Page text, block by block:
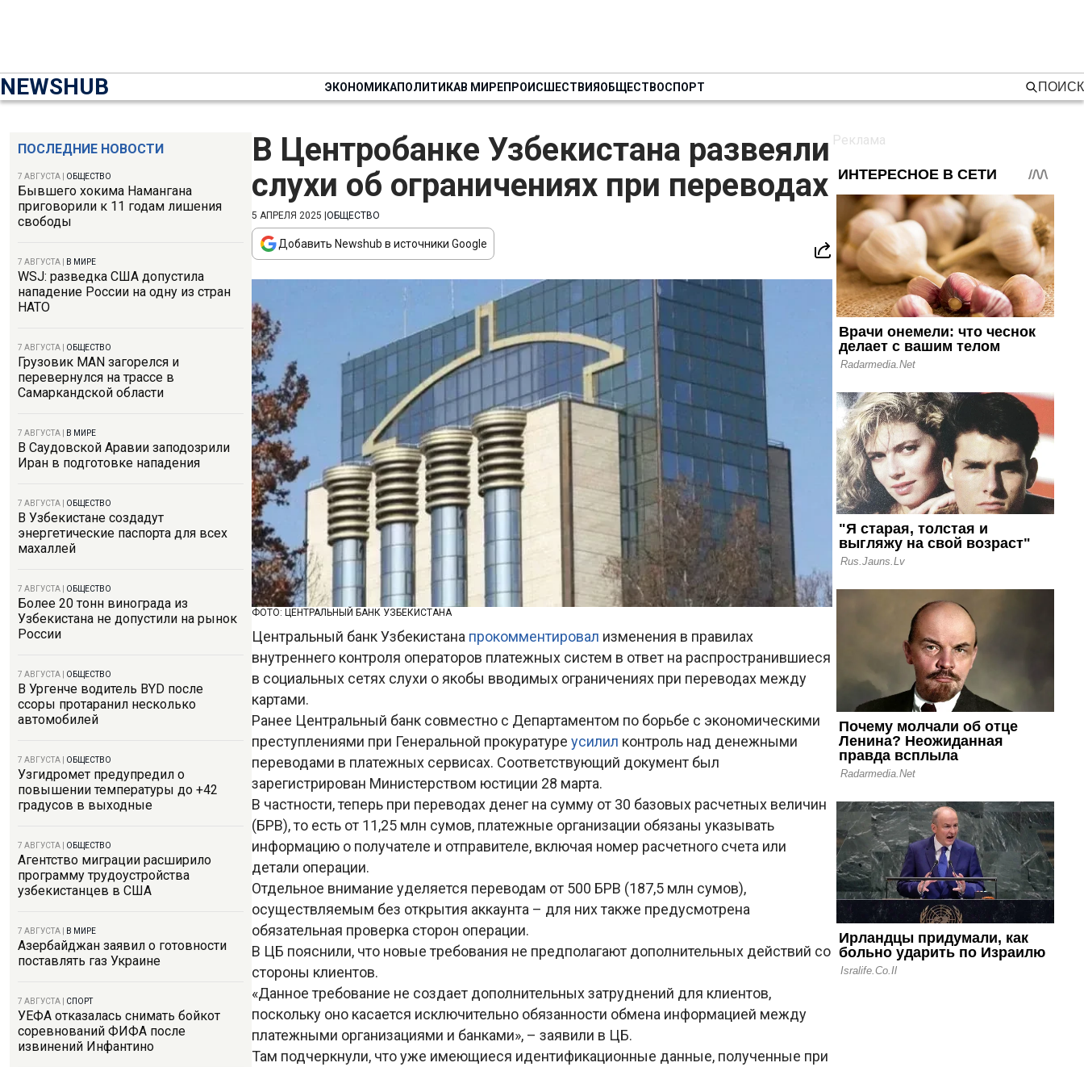
NEWSHUB ЭКОНОМИКАПОЛИТИКАВ МИРЕПРОИСШЕСТВИЯОБЩЕСТВОСПОРТ ПОИСК
ПОСЛЕДНИЕ НОВОСТИ
7 АВГУСТА ОБЩЕСТВО
Бывшего хокима Намангана
приговорили к 11 годам лишения
свободы
7 АВГУСТА В МИРЕ
WSJ: разведка США допустила
нападение России на одну из стран
НАТО
7 АВГУСТА ОБЩЕСТВО
Грузовик MAN загорелся и
перевернулся на трассе в
Самаркандской области
7 АВГУСТА В МИРЕ
В Саудовской Аравии заподозрили
Иран в подготовке нападения
7 АВГУСТА ОБЩЕСТВО
В Узбекистане создадут
энергетические паспорта для всех
махаллей
7 АВГУСТА ОБЩЕСТВО
Более 20 тонн винограда из
Узбекистана не допустили на рынок
России
7 АВГУСТА ОБЩЕСТВО
В Ургенче водитель BYD после
ссоры протаранил несколько
автомобилей
7 АВГУСТА ОБЩЕСТВО
Узгидромет предупредил о
повышении температуры до +42
градусов в выходные
7 АВГУСТА ОБЩЕСТВО
Агентство миграции расширило
программу трудоустройства
узбекистанцев в США
7 АВГУСТА В МИРЕ
Азербайджан заявил о готовности
поставлять газ Украине
7 АВГУСТА СПОРТ
УЕФА отказалась снимать бойкот
соревнований ФИФА после
извинений Инфантино
В Центробанке Узбекистана развеяли
слухи об ограничениях при переводах
5 АПРЕЛЯ 2025 ОБЩЕСТВО
Добавить Newshub в источники Google
ФОТО: ЦЕНТРАЛЬНЫЙ БАНК УЗБЕКИСТАНА
Центральный банк Узбекистана прокомментировал изменения в правилах
внутреннего контроля операторов платежных систем в ответ на распространившиеся
в социальных сетях слухи о якобы вводимых ограничениях при переводах между
картами.
Ранее Центральный банк совместно с Департаментом по борьбе с экономическими
преступлениями при Генеральной прокуратуре усилил контроль над денежными
переводами в платежных сервисах. Соответствующий документ был
зарегистрирован Министерством юстиции 28 марта.
В частности, теперь при переводах денег на сумму от 30 базовых расчетных величин
(БРВ), то есть от 11,25 млн сумов, платежные организации обязаны указывать
информацию о получателе и отправителе, включая номер расчетного счета или
детали операции.
Отдельное внимание уделяется переводам от 500 БРВ (187,5 млн сумов),
осуществляемым без открытия аккаунта – для них также предусмотрена
обязательная проверка сторон операции.
В ЦБ пояснили, что новые требования не предполагают дополнительных действий со
стороны клиентов.
«Данное требование не создает дополнительных затруднений для клиентов,
поскольку оно касается исключительно обязанности обмена информацией между
платежными организациями и банками», – заявили в ЦБ.
Там подчеркнули, что уже имеющиеся идентификационные данные, полученные при